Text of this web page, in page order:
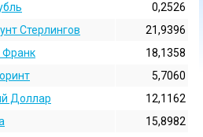
0,2526
Стерлингов
21,9396
Франк
18,1358
5,7060
Доллар
12,1162
15,8982